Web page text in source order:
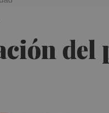
del